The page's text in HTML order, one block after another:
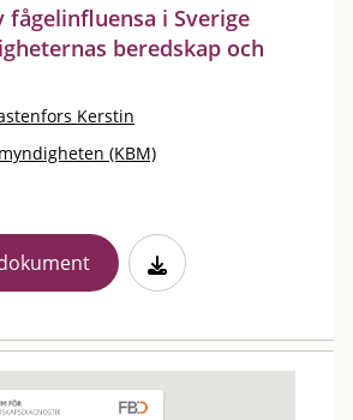
i Sverige
beredskap och
Kerstin
(KBM)